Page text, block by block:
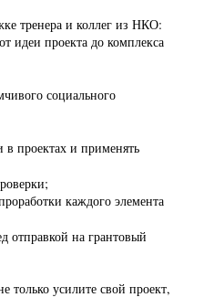
тренера и коллег из НКО:
идеи проекта до комплекса
социального
в проектах и применять
каждого элемента
отправкой на грантовый
только усилите свой проект,